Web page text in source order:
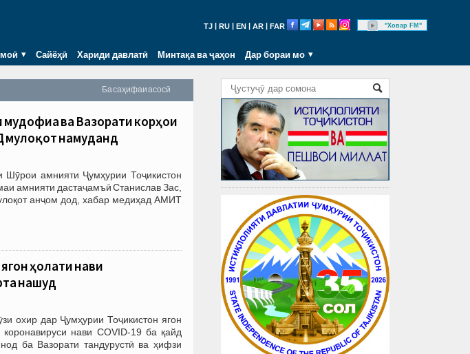
TJ RU EN AR FAR "Ховар FM"
Сайёҳӣ Хариди давлатӣ Минтақа ва ҷаҳон Дар бораи мо
Ба саҳифаи асосӣ
ва Вазорати корҳои
мулоқот намуданд
амнияти Ҷумҳурии Тоҷикистон
амнияти дастаҷамъӣ Станислав Зас,
анҷом дод, хабар медиҳад АМИТ
ҳолати нави
нашуд
дар Ҷумҳурии Тоҷикистон ягон
нави COVID-19 ба қайд
ба Вазорати тандурустӣ ва ҳифзи